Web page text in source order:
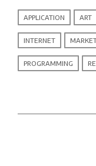
APPLICATION ART
INTERNET
PROGRAMMING